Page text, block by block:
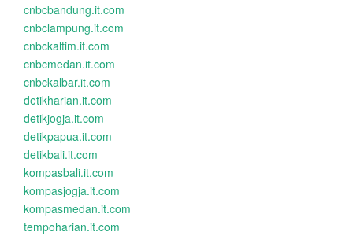
cnbcbandung.it.com
cnbclampung.it.com
cnbckaltim.it.com
cnbcmedan.it.com
cnbckalbar.it.com
detikharian.it.com
detikjogja.it.com
detikpapua.it.com
detikbali.it.com
kompasbali.it.com
kompasjogja.it.com
kompasmedan.it.com
tempoharian.it.com